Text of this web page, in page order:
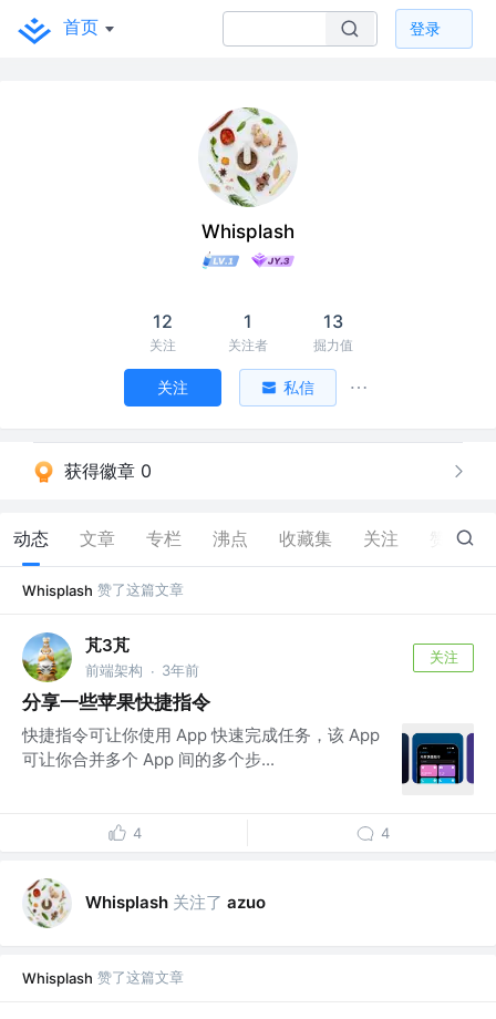
首页 登录
Whisplash
12
关注
1
关注者
13
掘力值
关注 私信
获得徽章 0
动态 文章 专栏 沸点 收藏集 关注 13
Whisplash 赞了这篇文章
芃3芃
前端架构 · 3年前
关注
分享一些苹果快捷指令
快捷指令可让你使用 App 快速完成任务，该 App
可让你合并多个 App 间的多个步...
4 4
Whisplash 关注了 azuo
Whisplash 赞了这篇文章